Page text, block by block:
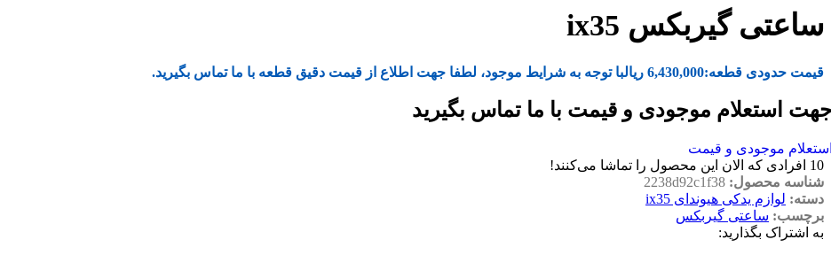
ساعتی گیربکس ix35
قیمت حدودی قطعه:6,430,000 ریالبا توجه به شرایط موجود، لطفا جهت اطلاع از قیمت دقیق قطعه با ما تماس بگیرید.
استعلام موجودی و قیمت با ما تماس بگیرید
موجودی و قیمت
10 افرادی که الان این محصول را تماشا می‌کنند!
شناسه محصول: 2238d92c1f38
دسته: لوازم یدکی هیوندای ix35
برچسب: ساعتی گیربکس
به اشتراک بگذارید: